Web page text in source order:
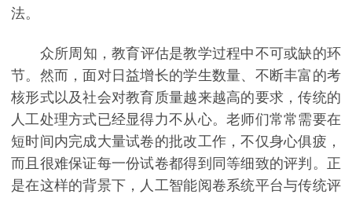
法。
众所周知，教育评估是教学过程中不可或缺的环
节。然而，面对日益增长的学生数量、不断丰富的考
核形式以及社会对教育质量越来越高的要求，传统的
人工处理方式已经显得力不从心。老师们常常需要在
短时间内完成大量试卷的批改工作，不仅身心俱疲，
而且很难保证每一份试卷都得到同等细致的评判。正
是在这样的背景下，人工智能阅卷系统平台与传统评